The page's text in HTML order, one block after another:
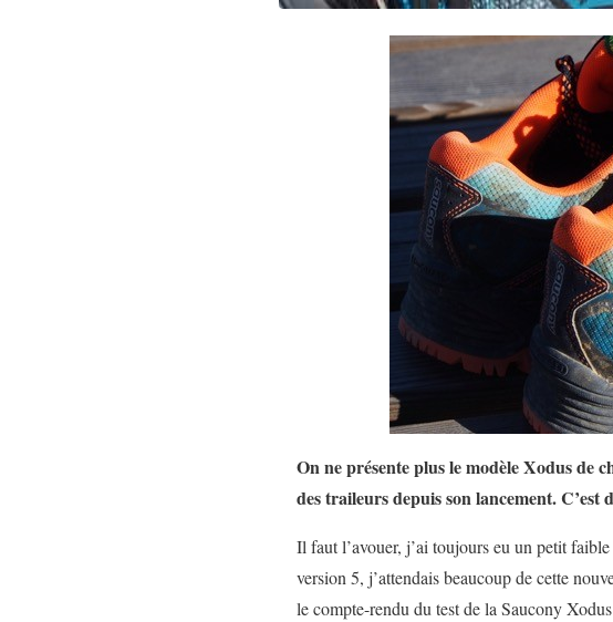
On ne présente plus le modèle Xodus de
des traileurs depuis son lancement. C’est
Il faut l’avouer, j’ai toujours eu un petit
version 5, j’attendais beaucoup de cette
le compte-rendu du test de la Saucony